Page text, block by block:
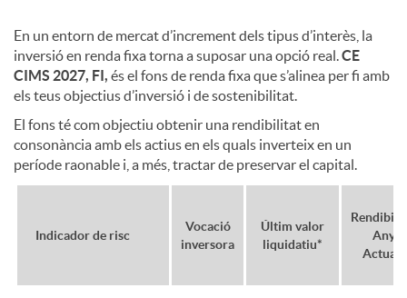
2
7
i
n
v
e
En un entorn de mercat d’increment dels tipus d’interès, la
inversió en renda fixa torna a suposar una opció real.CE
CIMS 2027, FI, és el fons de renda fixa que s’alinea per fi amb
els teus objectius d’inversió i de sostenibilitat.
El fons té com objectiu obtenir una rendibilitat en
consonància amb els actius en els quals inverteix en un
període raonable i, a més, tractar de preservar el capital.
Indicador de risc
Vocació
inversora
Últim valor
liquidatiu*
Any
Actual*